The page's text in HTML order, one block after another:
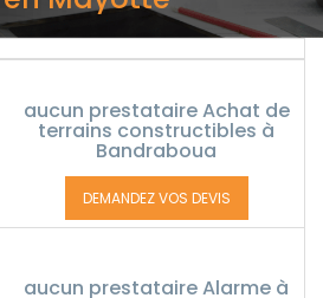
aucun prestataire Achat de
terrains constructibles à
Bandraboua
DEMANDEZ VOS DEVIS
aucun prestataire Alarme à